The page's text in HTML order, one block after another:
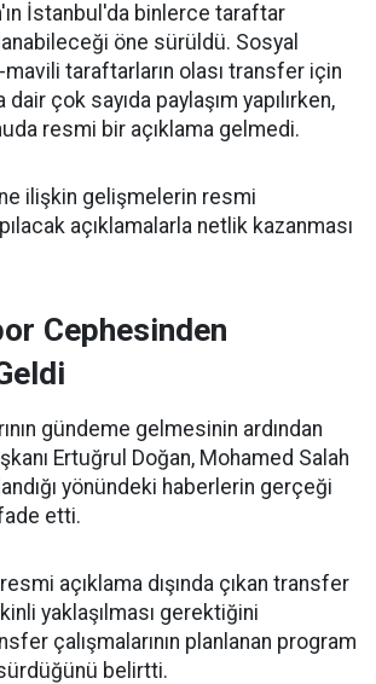
İstanbul'da binlerce taraftar
öne sürüldü. Sosyal
taraftarların olası transfer için
dair çok sayıda paylaşım yapılırken,
resmi bir açıklama gelmedi.
ilişkin gelişmelerin resmi
açıklamalarla netlik kazanması
Cephesinden
gündeme gelmesinin ardından
Ertuğrul Doğan, Mohamed Salah
yönündeki haberlerin gerçeği
etti.
açıklama dışında çıkan transfer
yaklaşılması gerektiğini
çalışmalarının planlanan program
belirtti.